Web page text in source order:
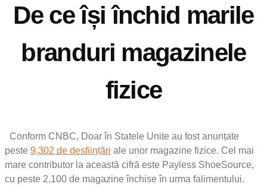
De ce își închid marile
branduri magazinele
fizice
Conform CNBC, Doar în Statele Unite au fost anunțate
peste 9,302 de desființări ale unor magazine fizice. Cel mai
mare contributor la această cifră este Payless ShoeSource,
cu peste 2,100 de magazine închise în urma falimentului.